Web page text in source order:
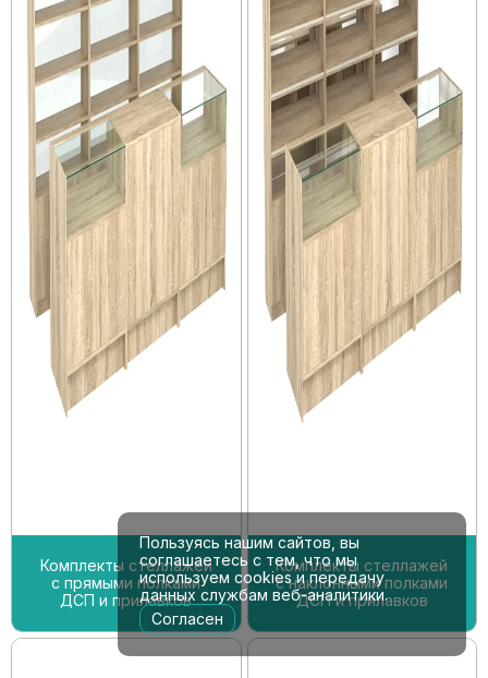
Комплекты стеллажей
с прямыми полками
ДСП и прилавков
Комплекты стеллажей
с наклонными полками
ДСП и прилавков
Пользуясь нашим сайтов, вы
соглашаетесь с тем, что мы
используем cookies и передачу
данных службам веб-аналитики.
Согласен